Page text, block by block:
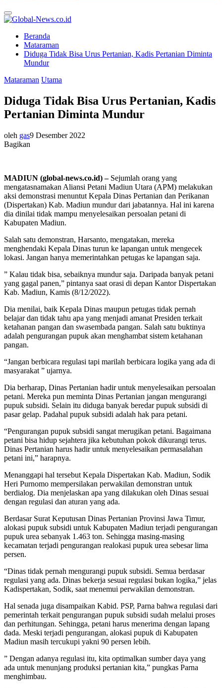
Primary
Menu
Beranda
Mataraman
Diduga Tidak Bisa Urus Pertanian, Kadis Pertanian Diminta
Mundur
Mataraman Utama
Diduga Tidak Bisa Urus Pertanian, Kadis
Pertanian Diminta Mundur
oleh gas9 Desember 2022
Bagikan
MADIUN (global-news.co.id) –Sejumlah orang yang
mengatasnamakan Aliansi Petani Madiun Utara (APM) melakukan
aksi demonstrasi menuntut Kepala Dinas Pertanian dan Perikanan
(Dispertakan) Kab. Madiun mundur dari jabatannya. Hal ini karena
dia dinilai tidak mampu menyelesaikan persoalan petani di
Kabupaten Madiun.
Salah satu demonstran, Harsanto, mengatakan, mereka
menghendaki Kepala Dinas turun ke lapangan untuk mengecek
lokasi. Jangan hanya memerintahkan petugas ke lapangan saja.
” Kalau tidak bisa, sebaiknya mundur saja. Daripada banyak petani
yang gagal panen,” pintanya saat orasi di depan Kantor Dispertakan
Kab. Madiun, Kamis (8/12/2022).
Dia menilai, baik Kepala Dinas maupun petugas tidak pernah
belajar dan tidak tahu apa yang menjadi amanat Presiden terkait
ketahanan pangan dan swasembada pangan. Salah satu buktinya
adalah pengurangan pupuk akan menghambat sistem ketahanan
pangan.
“Jangan berbicara regulasi tapi marilah berbicara logika yang ada di
masyarakat ” ujarnya.
Dia berharap, Dinas Pertanian hadir untuk menyelesaikan persoalan
petani. Mereka pun meminta Dinas Pertanian jangan mengurangi
pupuk subsidi. Selain itu diduga banyak beredar pupuk subsidi di
pasar gelap. Padahal pupuk subsidi adalah hak para petani.
“Pengurangan pupuk subsidi sangat merugikan petani. Bagaimana
petani bisa hidup sejahtera jika kebutuhan pokok dikurangi terus.
Dinas Pertanian harus hadir untuk menyelesaikan permasalahan
petani ini,” harapnya.
Menanggapi hal tersebut Kepala Dispertakan Kab. Madiun, Sodik
Heri Purnomo mempersilakan perwakilan demonstran untuk
berdialog. Dia menjelaskan apa yang dilakukan oleh Dinas sesuai
dengan regulasi dan aturan yang ada.
Berdasar Surat Keputusan Dinas Pertanian Provinsi Jawa Timur,
alokasi pupuk subsidi untuk Kabupaten Madiun terjadi pengurangan
pupuk urea sebanyak 1.463 ton. Sehingga masing-masing
kecamatan terjadi pengurangan realokasi pupuk urea sebesar lima
persen.
“Dinas tidak pernah mengurangi pupuk subsidi. Semua berdasar
regulasi yang ada. Dinas bekerja sesuai regulasi bukan logika,” jelas
Kadispertakan, Sodik, saat menemui perwakilan demonstran.
Hal senada juga disampaikan Kabid. PSP, Parna bahwa regulasi dari
pemerintah terkait pengurangan pupuk subsidi sudah melalui proses
dan perhitungan. Sehingga, petani harus menerima dengan lapang
dada. Meski terjadi pengurangan, alokasi pupuk di Kabupaten
Madiun masih tercukupi yakni 90 persen lebih.
” Dengan adanya regulasi itu, kita optimalkan sumber daya yang
ada untuk menunjang produksi pertanian kita,” pungkas Parna
menghimbau.